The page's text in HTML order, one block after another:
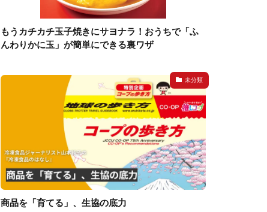
もうカチカチ玉子焼きにサヨナラ！おうちで「ふ
んわりかに玉」が簡単にできる裏ワザ
未分類
商品を「育てる」、生協の底力